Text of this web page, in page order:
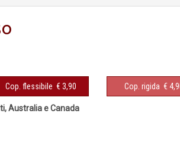
Cop. flessibile € 3,90 Cop. rigida €
Australia e Canada